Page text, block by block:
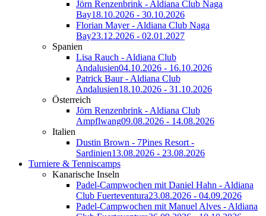
Jörn Renzenbrink - Aldiana Club Naga
Bay18.10.2026 - 30.10.2026
Florian Mayer - Aldiana Club Naga
Bay23.12.2026 - 02.01.2027
Spanien
Lisa Rauch - Aldiana Club
Andalusien04.10.2026 - 16.10.2026
Patrick Baur - Aldiana Club
Andalusien18.10.2026 - 31.10.2026
Österreich
Jörn Renzenbrink - Aldiana Club
Ampflwang09.08.2026 - 14.08.2026
Italien
Dustin Brown - 7Pines Resort -
Sardinien13.08.2026 - 23.08.2026
Turniere & Tenniscamps
Kanarische Inseln
Padel-Campwochen mit Daniel Hahn - Aldiana
Club Fuerteventura23.08.2026 - 04.09.2026
Padel-Campwochen mit Manuel Alves - Aldiana